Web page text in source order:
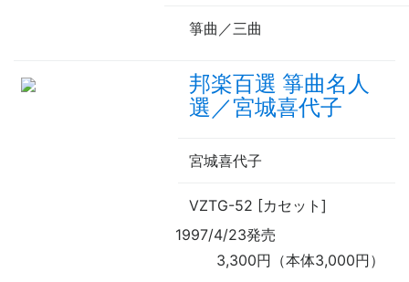
箏曲／三曲
邦楽百選 箏曲名人
選／宮城喜代子
宮城喜代子
VZTG-52 [カセット]
1997/4/23発売
3,300円（本体3,000円）